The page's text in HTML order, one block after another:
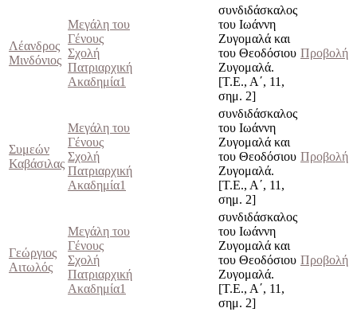
Λέανδρος
Μινδόνιος
Μεγάλη του
Γένους
Σχολή
Πατριαρχική
Ακαδημία1
συνδιδάσκαλος
του Ιωάννη
Ζυγομαλά και
του Θεοδόσιου
Ζυγομαλά.
[Τ.Ε., Α΄, 11,
σημ. 2]
Προβολή
Συμεών
Καβάσιλας
Μεγάλη του
Γένους
Σχολή
Πατριαρχική
Ακαδημία1
συνδιδάσκαλος
του Ιωάννη
Ζυγομαλά και
του Θεοδόσιου
Ζυγομαλά.
[Τ.Ε., Α΄, 11,
σημ. 2]
Προβολή
Γεώργιος
Αιτωλός
Μεγάλη του
Γένους
Σχολή
Πατριαρχική
Ακαδημία1
συνδιδάσκαλος
του Ιωάννη
Ζυγομαλά και
του Θεοδόσιου
Ζυγομαλά.
[Τ.Ε., Α΄, 11,
σημ. 2]
Προβολή